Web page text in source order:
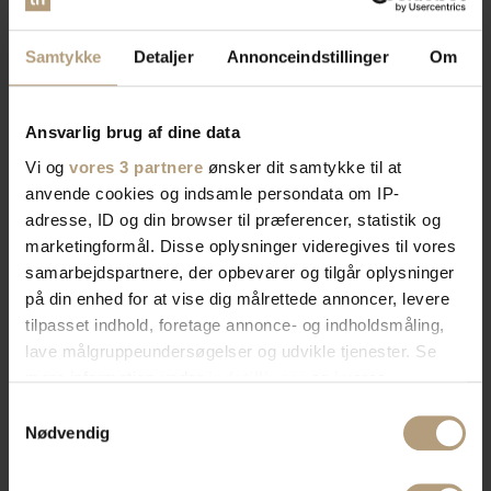
Samtykke Detaljer Annonceindstillinger Om
Ansvarlig brug af dine data
Vi og vores 3 partnere ønsker dit samtykke til at
anvende cookies og indsamle persondata om IP-
adresse, ID og din browser til præferencer, statistik og
marketingformål. Disse oplysninger videregives til vores
samarbejdspartnere, der opbevarer og tilgår oplysninger
på din enhed for at vise dig målrettede annoncer, levere
tilpasset indhold, foretage annonce- og indholdsmåling,
lave målgruppeundersøgelser og udvikle tjenester. Se
tilbage eller ændre indstillinger fra vores
"Cookiedeklaration", eller ved at trykke på "Privacy
Nødvendig